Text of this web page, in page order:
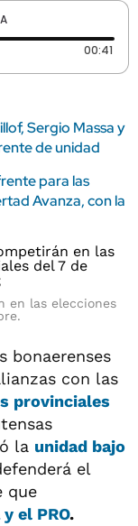
00:41
Sergio Massa y
de unidad
para las
Avanza, con la
en las elecciones
bonaerenses
con las
provinciales
la unidad bajo
el
que
y el PRO.